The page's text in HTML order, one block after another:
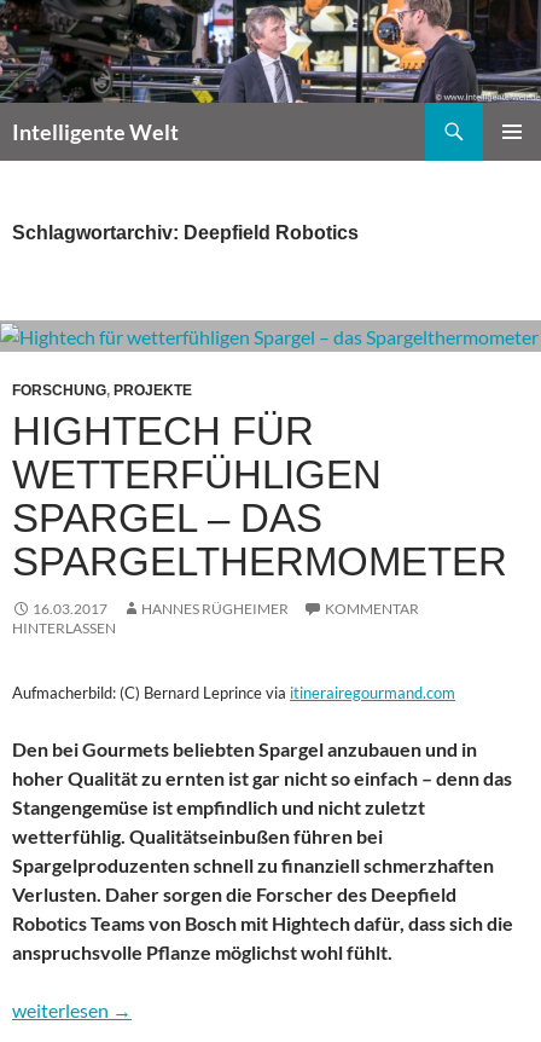
Zum
Inhalt
springen
Intelligente Welt
Schlagwortarchiv: Deepfield Robotics
FORSCHUNG, PROJEKTE
HIGHTECH FÜR
WETTERFÜHLIGEN
SPARGEL – DAS
SPARGELTHERMOMETER
16.03.2017 HANNES RÜGHEIMER
KOMMENTAR
HINTERLASSEN
Aufmacherbild: (C) Bernard Leprince via itinerairegourmand.com
Den bei Gourmets beliebten Spargel anzubauen und in
hoher Qualität zu ernten ist gar nicht so einfach – denn das
Stangengemüse ist empfindlich und nicht zuletzt
wetterfühlig. Qualitätseinbußen führen bei
Spargelproduzenten schnell zu finanziell schmerzhaften
Verlusten. Daher sorgen die Forscher des Deepfield
Robotics Teams von Bosch mit Hightech dafür, dass sich die
anspruchsvolle Pflanze möglichst wohl fühlt.
Hightech für wetterfühligen Spargel – das Spargelthermometer
weiterlesen →